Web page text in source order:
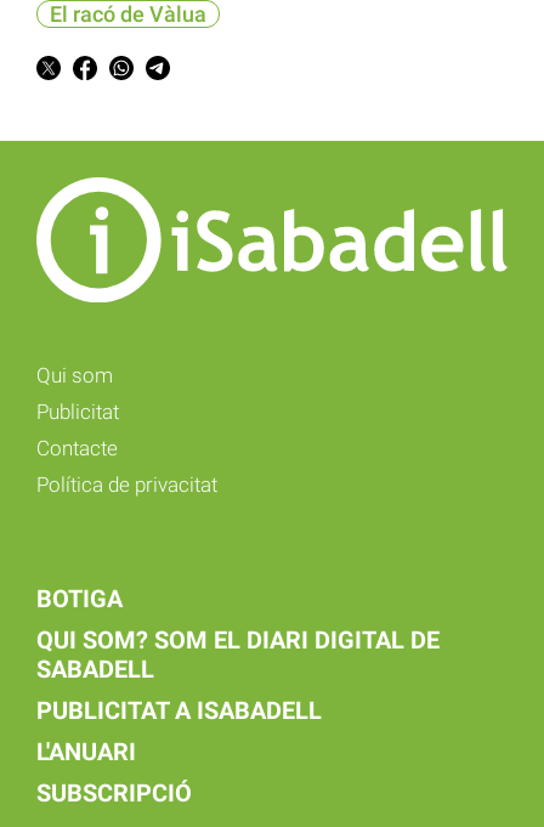
El racó de Vàlua
Qui som
Publicitat
Contacte
Política de privacitat
BOTIGA
QUI SOM? SOM EL DIARI DIGITAL DE
SABADELL
PUBLICITAT A ISABADELL
L'ANUARI
SUBSCRIPCIÓ